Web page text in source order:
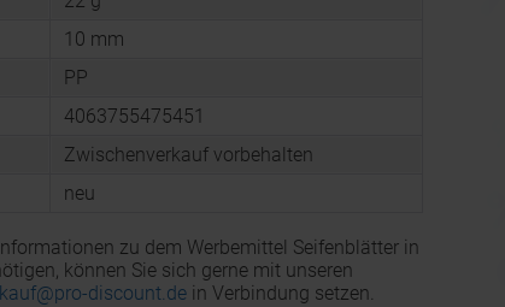
10 mm
PP
4063755475451
Zwischenverkauf vorbehalten
neu
zu dem Werbemittel Seifenblätter in
können Sie sich gerne mit unseren
discount.dein Verbindung setzen.